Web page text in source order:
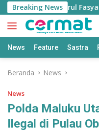
Langsung
ke
konten
Breaking News
Masjid Nurul Fasyah
News Feature Sastra
Beranda News
News
Polda Maluku
Ilegal di Pulau